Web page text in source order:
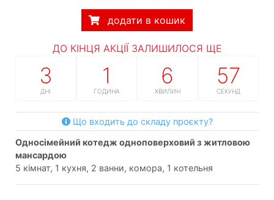
додати в кошик
ДО КІНЦЯ АКЦІЇ ЗАЛИШИЛОСЯ ЩЕ
3
ДНІ
1
ГОДИНА
6
ХВИЛИН
56
СЕКУНД
Що входить до складу проєкту?
односімейний котедж одноповерховий з житловою
мансардою
5 кімнат, 1 кухня, 2 ванни, комора, 1 котельня